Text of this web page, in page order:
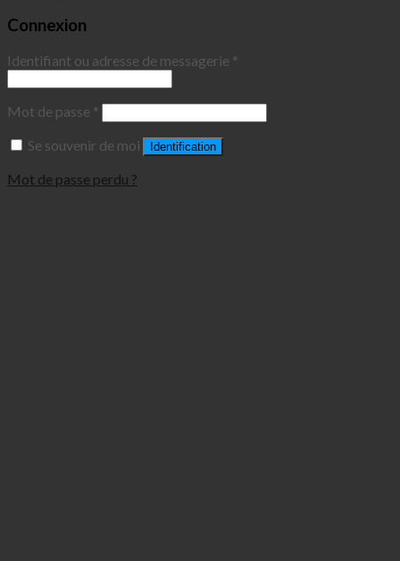
Connexion
Identifiant ou adresse de messagerie *
Mot de passe *
Se souvenir de moi
Identification
Mot de passe perdu ?